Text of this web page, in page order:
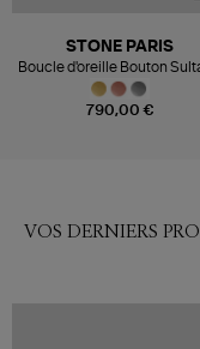
790,00 €
STONE PARIS
Boucle d'oreille Bouton
Or Diamants (vendue à
VOS DERNIERS